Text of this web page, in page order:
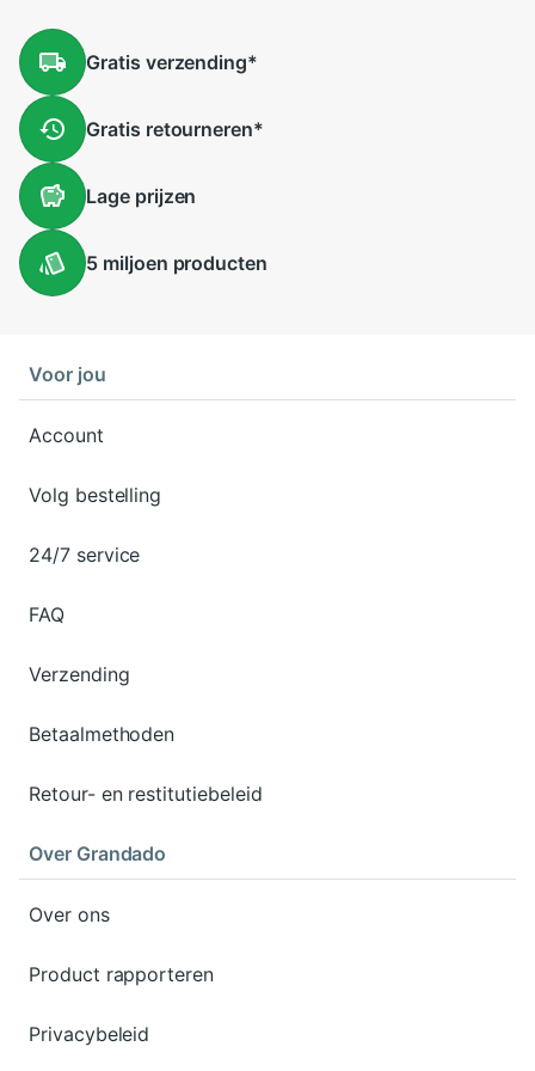
Gratis verzending*
Gratis retourneren*
Lageprijzen
5 miljoen producten
Voor jou
Account
Volg bestelling
24/7 service
FAQ
Verzending
Betaalmethoden
Retour- en restitutiebeleid
Over Grandado
Over ons
Product rapporteren
Privacybeleid